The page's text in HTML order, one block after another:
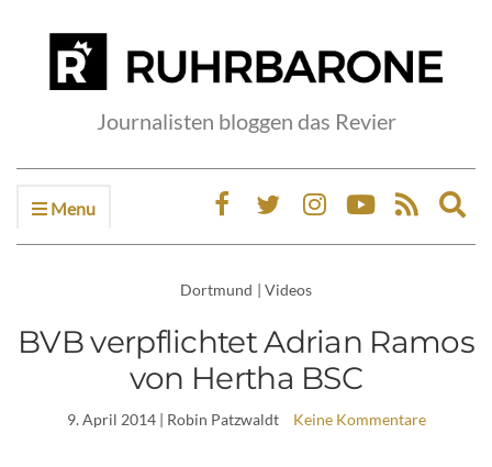
Journalisten bloggen das Revier
Menu
Dortmund | Videos
BVB verpflichtet Adrian Ramos
von Hertha BSC
9. April 2014| Robin Patzwaldt Keine Kommentare